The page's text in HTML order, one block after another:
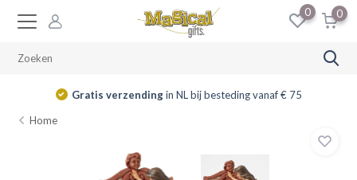
0 0
Gratis verzendingin NL bij besteding vanaf € 75
Home